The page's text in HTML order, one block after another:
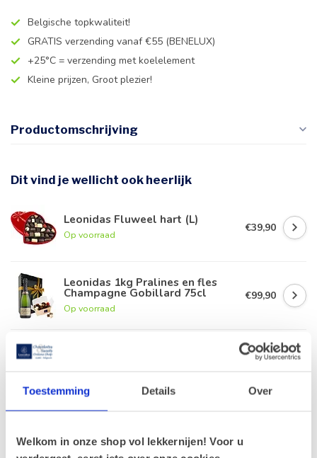
Toestemming Details Over
Welkom in onze shop vol lekkernijen! Voor u
Belgische topkwaliteit!
GRATIS verzending vanaf €55 (BENELUX)
+25°C = verzending met koelelement
Kleine prijzen, Groot plezier!
Productomschrijving
Dit vind je wellicht ook heerlijk
Leonidas Fluweel hart (L)
Op voorraad
€39,90
Leonidas 1kg Pralines en fles
Champagne Gobillard 75cl
Op voorraad
€99,90
€41,90
Op voorraad